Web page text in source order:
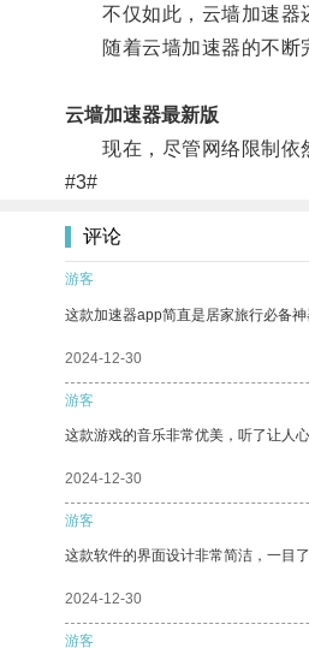
不仅如此，云墙加速器还
随着云墙加速器的不断完
云墙加速器最新版
现在，尽管网络限制依然
#3#
评论
游客
这款加速器app简直是居家旅行必备
2024-12-30
游客
这款游戏的音乐非常优美，听了让人心
2024-12-30
游客
这款软件的界面设计非常简洁，一目了
2024-12-30
游客